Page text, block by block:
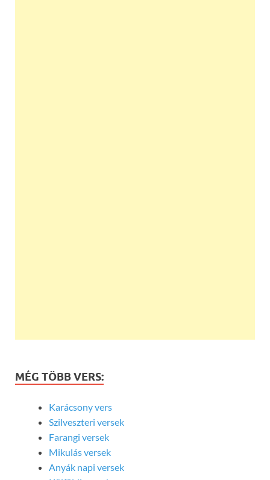
MÉG TÖBB VERS:
Karácsony vers
Szilveszteri versek
Farangi versek
Mikulás versek
Anyák napi versek